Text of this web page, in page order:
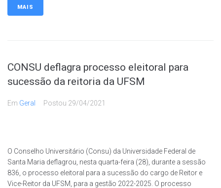
MAIS
CONSU deflagra processo eleitoral para
sucessão da reitoria da UFSM
Em Geral Postou 29/04/2021
O Conselho Universitário (Consu) da Universidade Federal de
Santa Maria deflagrou, nesta quarta-feira (28), durante a sessão
836, o processo eleitoral para a sucessão do cargo de Reitor e
Vice-Reitor da UFSM, para a gestão 2022-2025. O processo